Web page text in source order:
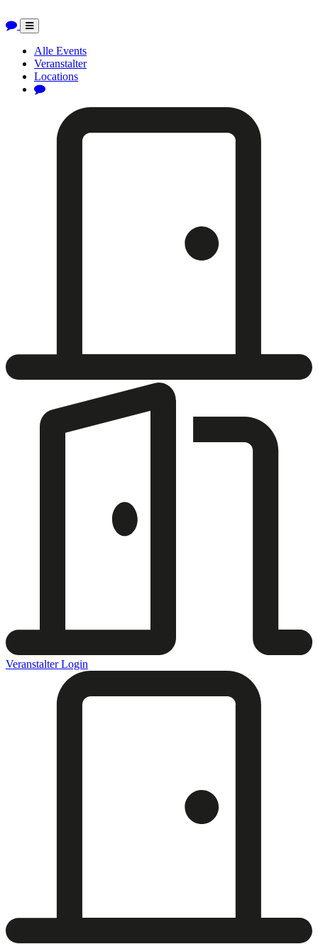
Toggle
navigation
Alle Events
Veranstalter
Locations
Veranstalter Login